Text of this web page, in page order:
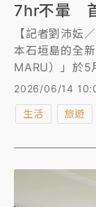
7hr不暈
【記者劉沛妘
本石垣島的全
MARU）」於5
200多名旅客搭
高！此外，華
及，仍在研究
2026/06/14
生活 旅遊